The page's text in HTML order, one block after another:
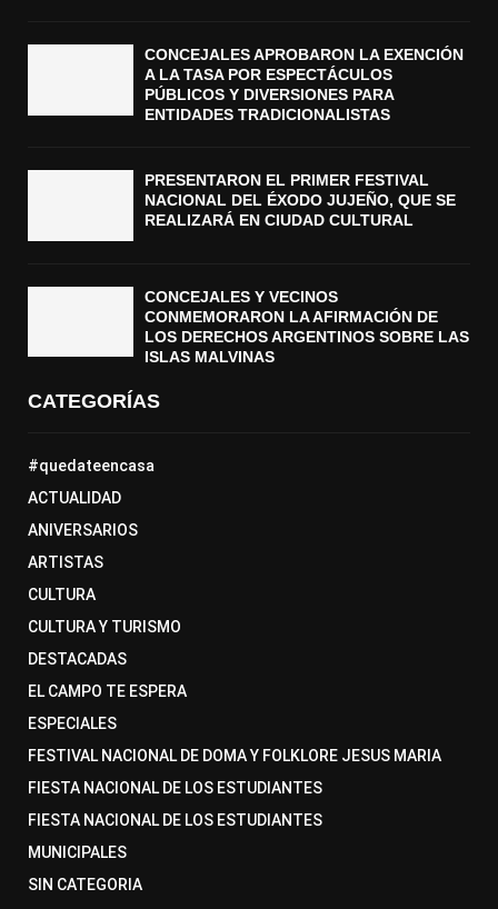
CONCEJALES APROBARON LA EXENCIÓN
A LA TASA POR ESPECTÁCULOS
PÚBLICOS Y DIVERSIONES PARA
ENTIDADES TRADICIONALISTAS
PRESENTARON EL PRIMER FESTIVAL
NACIONAL DEL ÉXODO JUJEÑO, QUE SE
REALIZARÁ EN CIUDAD CULTURAL
CONCEJALES Y VECINOS
CONMEMORARON LA AFIRMACIÓN DE
LOS DERECHOS ARGENTINOS SOBRE LAS
ISLAS MALVINAS
CATEGORÍAS
#quedateencasa
ACTUALIDAD
ANIVERSARIOS
ARTISTAS
CULTURA
CULTURA Y TURISMO
DESTACADAS
EL CAMPO TE ESPERA
ESPECIALES
FESTIVAL NACIONAL DE DOMA Y FOLKLORE JESUS MARIA
FIESTA NACIONAL DE LOS ESTUDIANTES
FIESTA NACIONAL DE LOS ESTUDIANTES
MUNICIPALES
SIN CATEGORIA